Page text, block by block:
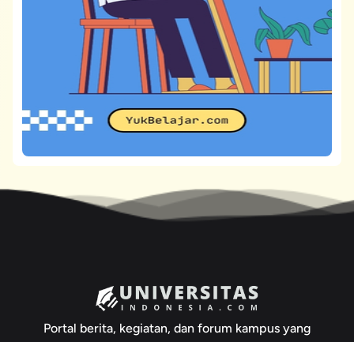
Portal berita, kegiatan, dan forum kampus yang